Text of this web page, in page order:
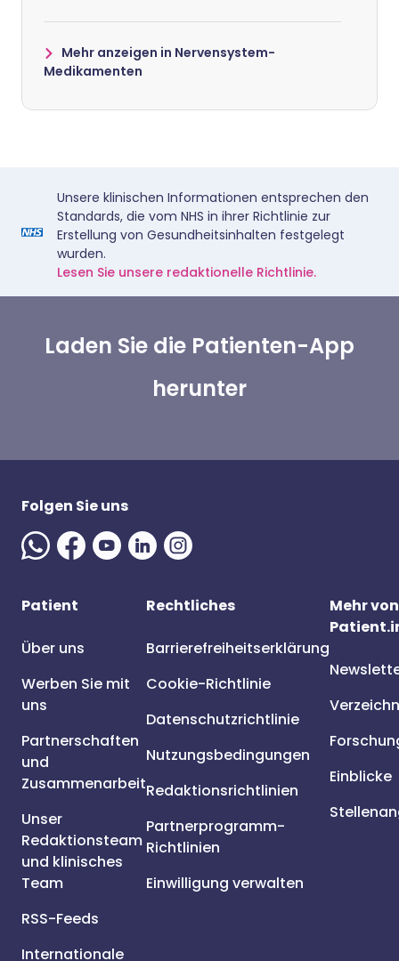
Mehr anzeigen in Nervensystem-
Medikamenten
Unsere klinischen Informationen entsprechen den
Standards, die vom NHS in ihrer Richtlinie zur
Erstellung von Gesundheitsinhalten festgelegt
wurden.
Lesen Sie unsere redaktionelle Richtlinie.
Laden Sie die Patienten-App
herunter
Folgen Sie uns
Patient
Über uns
Werben Sie mit
uns
Partnerschaften
und
Zusammenarbeit
Unser
Redaktionsteam
und klinisches
Team
RSS-Feeds
Internationale
Rechtliches
Barrierefreiheitserklärung
Cookie-Richtlinie
Datenschutzrichtlinie
Nutzungsbedingungen
Redaktionsrichtlinien
Partnerprogramm-
Richtlinien
Einwilligung verwalten
Mehr von
Einblicke